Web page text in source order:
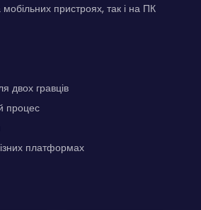
пристроях, так і на ПК
двох гравців
процес
платформах